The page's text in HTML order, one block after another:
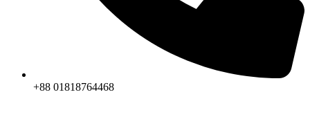
+88 01818764468